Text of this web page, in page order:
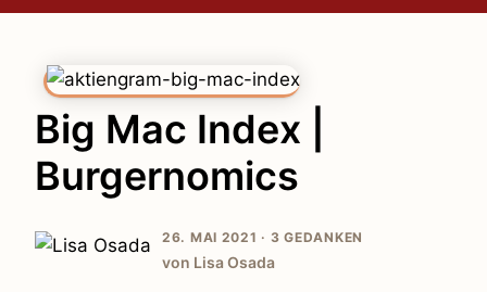
Big Mac Index |
Burgernomics
26. MAI 2021 · 3 GEDANKEN
von Lisa Osada